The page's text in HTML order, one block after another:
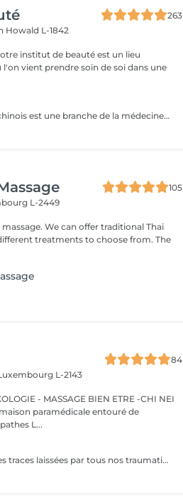
263
Howald L-1842
institut de beauté est un lieu
vient prendre soin de soi dans une
Le modelage traditionnel chinois est une branche de la médecine traditionnelle chinoise, inspiré de l'acupuncture. Il est pratiqué en stimulant notamment les points d'acupuncture sur la totalité du corps, il vous procurera une sensation de bien-être en équilibrant les énergies et améliora les douleurs dorsales ainsi que l'évacuation du stress.
105
L-2449
We can offer traditional Thai
treatments to choose from. The
84
L-2143
- MASSAGE BIEN ETRE -CHI NEI
L...
Notre ventre porte en lui les traces laissées par tous nos traumatismes et nos secrets les plus intimes. Le Chi Nei Tsang, branche du Qi Gong, consiste justement à masser en profondeur l'abdomen pour y libérer les énergies négatives." L'objectif de ce massage ? Libérer les blocages énergétiques, réduire les tensions et favoriser la circulation de l'énergie vitale, ou "chi", dans le corps. En médecine traditionnelle chinoise, le ventre est vu comme l'organe du pur et de l'impur, ce qui peut créer des blocages énergétiques. Cette méthode permet d'améliorer le bien-être général de notre corps et de notre esprit par la stimulation de points d'énergie. En plus d'agir sur les émotions, le massage peut également aider à détendre les muscles et à soulager les troubles digestifs comme les ballonnements, la constipation, les douleurs abdominales, Ne convient pas aux femme enceintes